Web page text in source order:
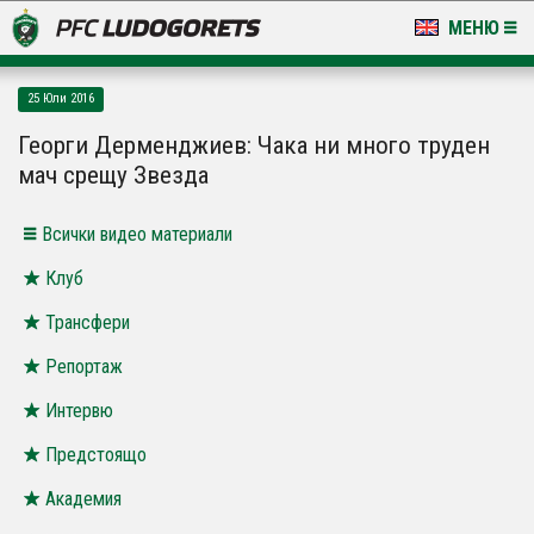
МЕНЮ
LUDOGORETS TV
НА ТЕРЕНА
СТАДИОН & БАЗИ
25 Юли 2016
Георги Дерменджиев: Чака ни много труден
мач срещу Звезда
Всички видео материали
Клуб
Трансфери
Репортаж
Интервю
Предстоящо
Академия